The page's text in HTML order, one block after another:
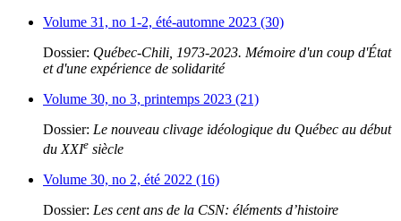
Volume 31, no 1-2, été-automne 2023 (30)
Dossier: Québec-Chili, 1973-2023. Mémoire d'un coup d'État
et d'une expérience de solidarité
Volume 30, no 3, printemps 2023 (21)
Dossier: Le nouveau clivage idéologique du Québec au début
du XXIe siècle
Volume 30, no 2, été 2022 (16)
Dossier: Les cent ans de la CSN: éléments d’histoire